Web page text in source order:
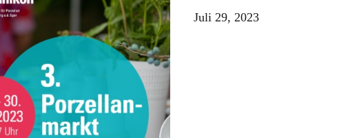
Juli 29, 2023